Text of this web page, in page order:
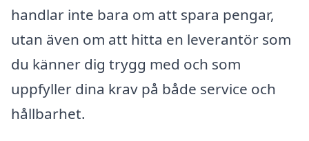
handlar inte bara om att spara pengar,
utan även om att hitta en leverantör som
du känner dig trygg med och som
uppfyller dina krav på både service och
hållbarhet.